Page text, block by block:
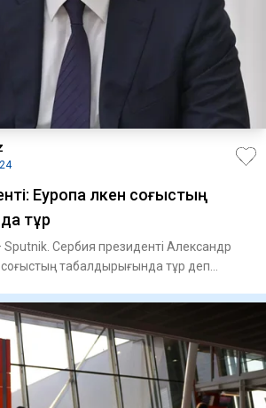
Еуропа үлкен соғыстың
тұр
Сербия президенті Александр
соғыстың табалдырығында тұр деп